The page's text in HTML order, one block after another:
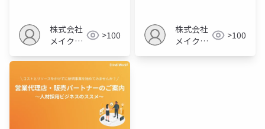
株式会社
メイクア
>100
株式会社
メイクア
>100